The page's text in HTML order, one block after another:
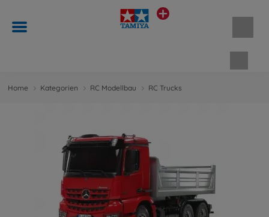
Home Kategorien RC Modellbau RC Trucks